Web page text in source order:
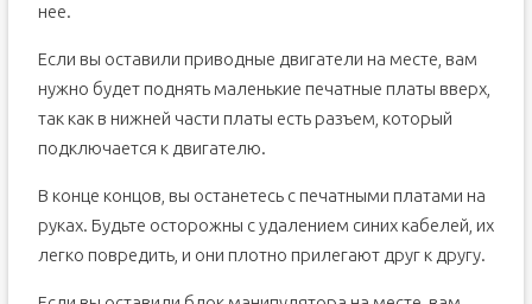
нее.
Если вы оставили приводные двигатели на месте, вам
нужно будет поднять маленькие печатные платы вверх,
так как в нижней части платы есть разъем, который
подключается к двигателю.
В конце концов, вы останетесь с печатными платами на
руках. Будьте осторожны с удалением синих кабелей, их
легко повредить, и они плотно прилегают друг к другу.